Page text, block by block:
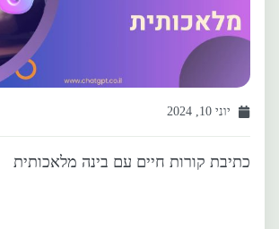
יוני 10, 2024
כתיבת קורות חיים עם בינה מלאכותית